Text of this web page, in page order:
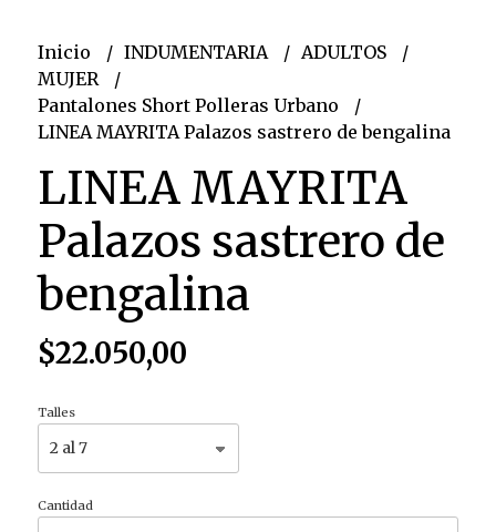
Inicio INDUMENTARIA
ADULTOS
MUJER
Pantalones Short Polleras Urbano
LINEA MAYRITA Palazos sastrero de bengalina
LINEA MAYRITA
Palazos sastrero de
bengalina
$22.050,00
Talles
Cantidad